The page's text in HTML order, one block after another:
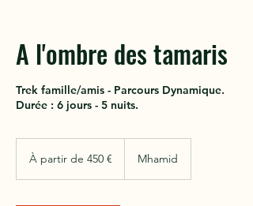
A l'ombre des tamaris
Trek famille/amis - Parcours Dynamique.
Durée : 6 jours - 5 nuits.
partir
euros
À partir de 450 € Mhamid